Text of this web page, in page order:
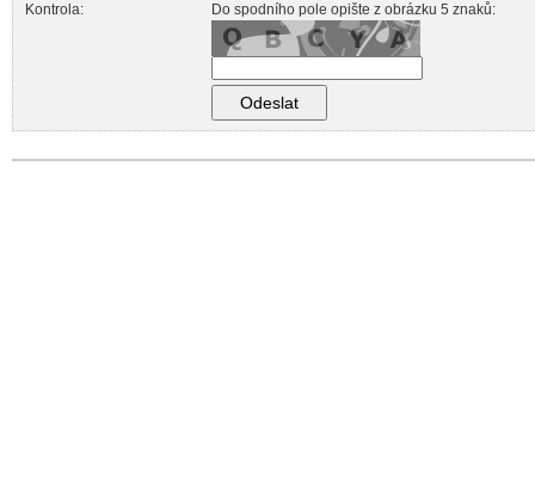
Kontrola: Do spodního pole opište z obrázku 5 znaků: